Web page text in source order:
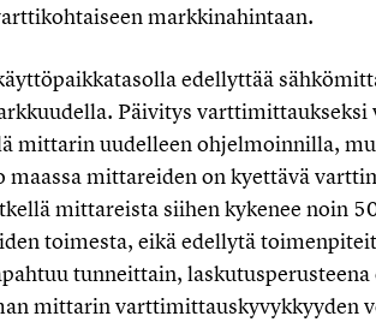
markkinahintaan.
edellyttää
Päivitys varttimittaukseksi
mittarin uudelleen ohjelmoinnilla,
maassa mittareiden on kyettävä
mittareista siihen kykenee noin
toimesta, eikä edellytä
tunneittain,
mittarin varttimittauskyvykkyyden